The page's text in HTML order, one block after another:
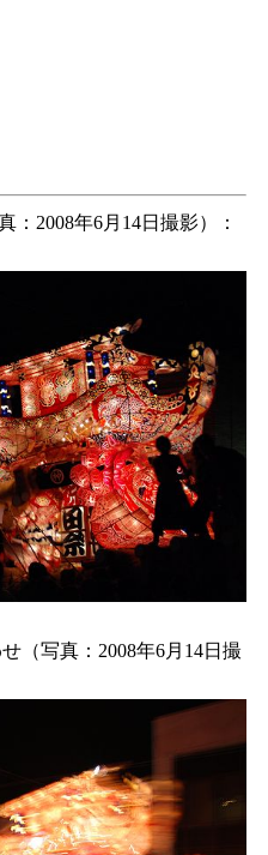
：2008年6月14日撮影）：
（写真：2008年6月14日撮